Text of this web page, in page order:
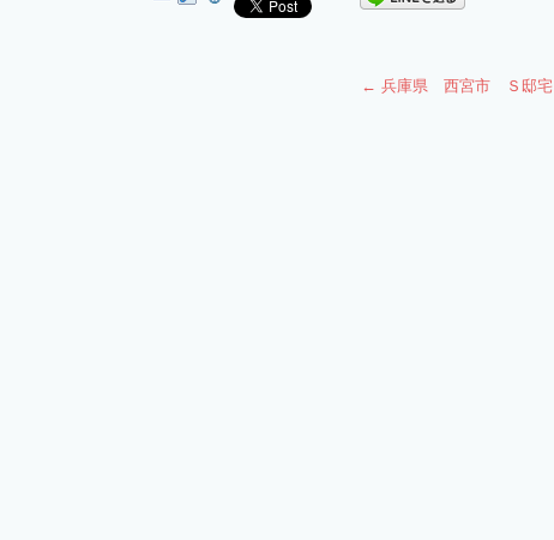
← 兵庫県 西宮市 Ｓ邸宅